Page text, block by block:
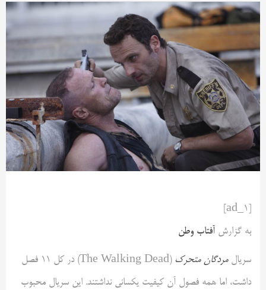
به گزارش آفتاب وطن
سریالمردگان متحرک
(The Walking Dead) در کل ۱۱ فصل
داشت، اما همه فصول آن کیفیت یکسانی نداشتند. این سریال محبوب